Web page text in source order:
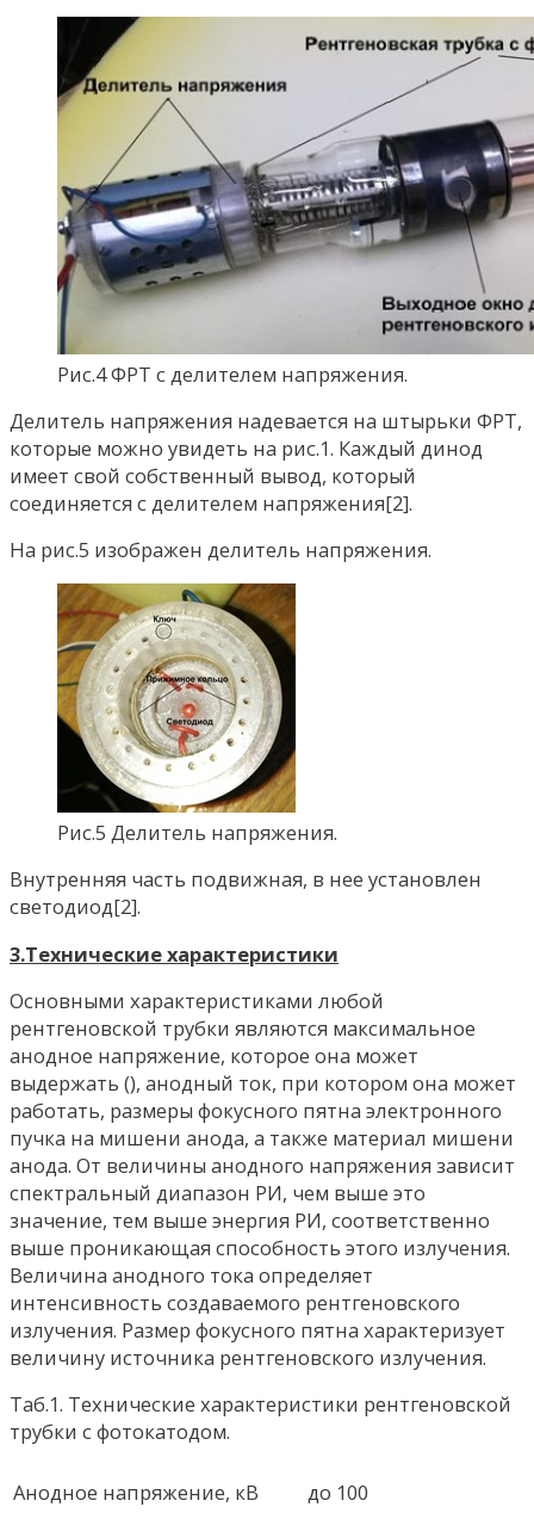
Рис.4 ФРТ с делителем напряжения.
Делитель напряжения надевается на штырьки ФРТ,
которые можно увидеть на рис.1. Каждый динод
имеет свой собственный вывод, который
соединяется с делителем напряжения[2].
На рис.5 изображен делитель напряжения.
Рис.5 Делитель напряжения.
Внутренняя часть подвижная, в нее установлен
светодиод[2].
3.Технические характеристики
Основными характеристиками любой
рентгеновской трубки являются максимальное
анодное напряжение, которое она может
выдержать (), анодный ток, при котором она может
работать, размеры фокусного пятна электронного
пучка на мишени анода, а также материал мишени
анода. От величины анодного напряжения зависит
спектральный диапазон РИ, чем выше это
значение, тем выше энергия РИ, соответственно
выше проникающая способность этого излучения.
Величина анодного тока определяет
интенсивность создаваемого рентгеновского
излучения. Размер фокусного пятна характеризует
величину источника рентгеновского излучения.
Таб.1. Технические характеристики рентгеновской
трубки с фотокатодом.
Анодное напряжение, кВ до 100